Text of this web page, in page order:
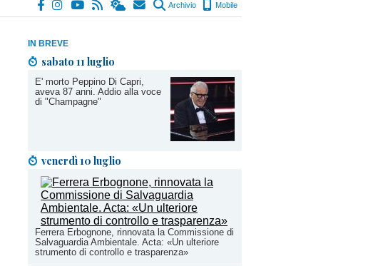
Archivio Mobile
IN BREVE
sabato 11 luglio
E' morto Peppino Di Capri,
aveva 87 anni. Addio alla voce
di "Champagne"
venerdì 10 luglio
Ferrera Erbognone, rinnovata la Commissione di
Salvaguardia Ambientale. Acta: «Un ulteriore
strumento di controllo e trasparenza»